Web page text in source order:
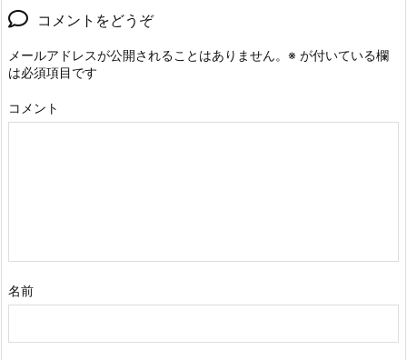
コメントをどうぞ
メールアドレスが公開されることはありません。 ※ が付いている欄
は必須項目です
コメント
名前